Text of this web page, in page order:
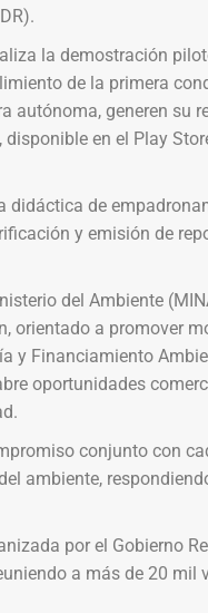
la demostración
de la primera
autónoma, generen su
en el Play
de
y emisión de
del Ambiente
orientado a promover
y Financiamiento
oportunidades
conjunto con
ambiente,
por el Gobierno
a más de 20